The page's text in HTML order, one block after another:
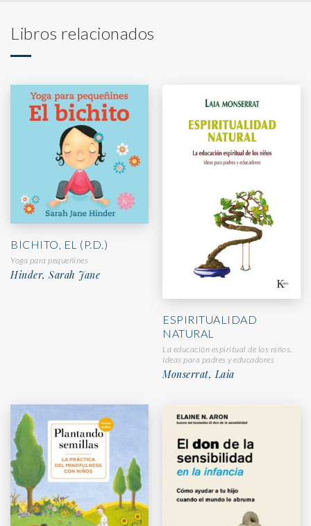
Libros relacionados
BICHITO, EL (P.D.)
Yoga para pequeñines
Hinder, Sarah Jane
ESPIRITUALIDAD
NATURAL
La educación espiritual de los niños.
Ideas para padres y educadores
Monserrat, Laia